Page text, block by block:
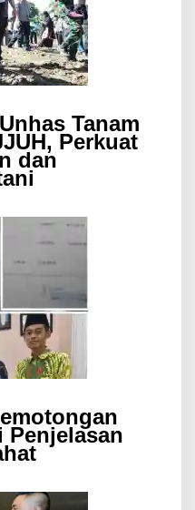
Tanam
Perkuat
dan
Penjelasan